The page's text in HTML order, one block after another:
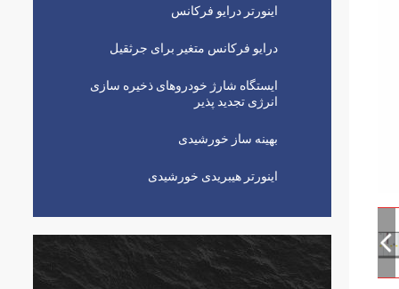
اینورتر درایو فرکانس
درایو فرکانس متغیر برای جرثقیل
ایستگاه شارژ خودروهای ذخیره سازی
انرژی تجدید پذیر
بهینه ساز خورشیدی
اینورتر هیبریدی خورشیدی